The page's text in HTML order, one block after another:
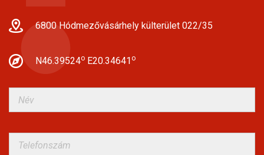
6800 Hódmezővásárhely külterület 022/35
N46.39524o E20.34641 o